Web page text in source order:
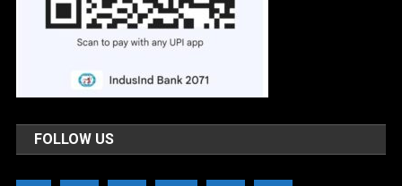
FOLLOW US